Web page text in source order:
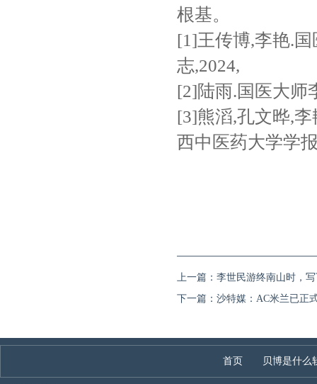
根基。
[1]王传博,李艳.
志,2024,
[2]陆雨.国医大师
[3]熊滔,孔文晔,
西中医药大学学
上一篇： 李世民游终南山时，
下一篇： 沙特媒：AC米兰已正
首页 贝博是什么